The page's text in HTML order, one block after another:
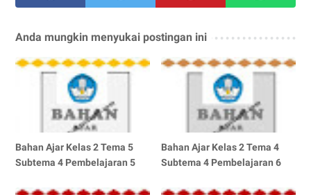
Anda mungkin menyukai postingan ini
Bahan Ajar Kelas 2 Tema 5
Subtema 4 Pembelajaran 5
Bahan Ajar Kelas 2 Tema 4
Subtema 4 Pembelajaran 6